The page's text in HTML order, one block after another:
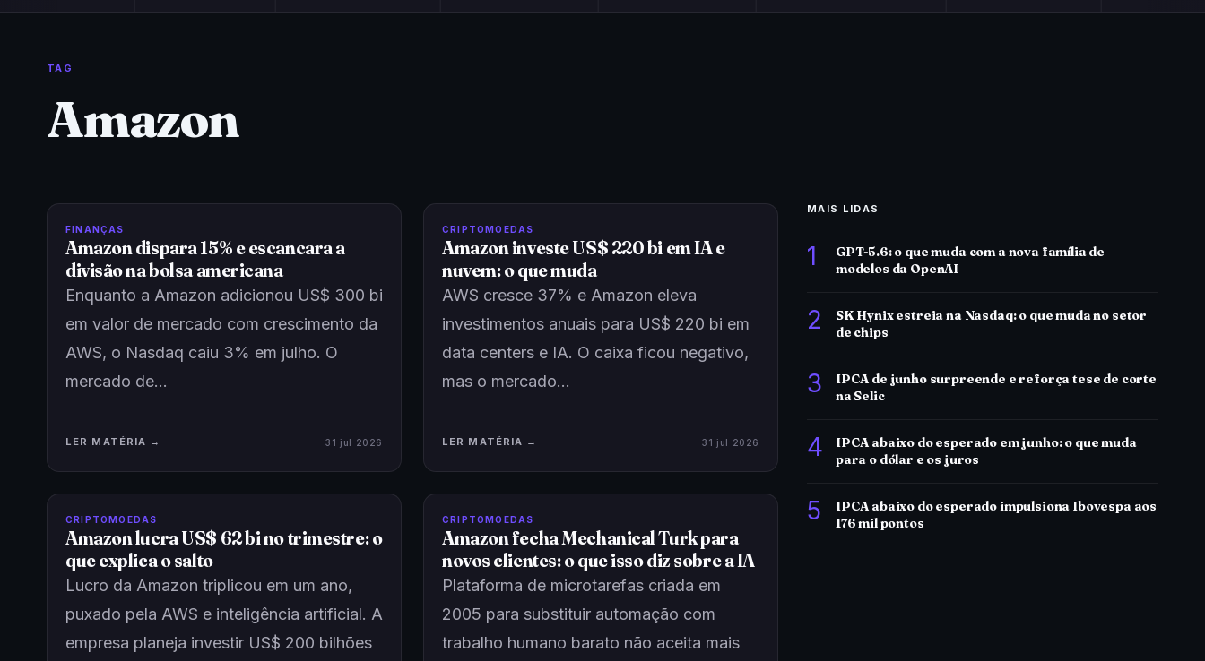
TAG
Amazon
FINANÇAS
Amazon dispara 15% e escancara a
divisão na bolsa americana
Enquanto a Amazon adicionou US$ 300 bi
em valor de mercado com crescimento da
AWS, o Nasdaq caiu 3% em julho. O
mercado de…
LER MATÉRIA → 31 jul 2026
CRIPTOMOEDAS
Amazon investe US$ 220 bi em IA e
nuvem: o que muda
AWS cresce 37% e Amazon eleva
investimentos anuais para US$ 220 bi em
data centers e IA. O caixa ficou negativo,
mas o mercado…
LER MATÉRIA → 31 jul 2026
CRIPTOMOEDAS
Amazon lucra US$ 62 bi no trimestre: o
que explica o salto
Lucro da Amazon triplicou em um ano,
puxado pela AWS e inteligência artificial. A
empresa planeja investir US$ 200 bilhões
CRIPTOMOEDAS
Amazon fecha Mechanical Turk para
novos clientes: o que isso diz sobre a IA
Plataforma de microtarefas criada em
2005 para substituir automação com
trabalho humano barato não aceita mais
MAIS LIDAS
1
GPT-5.6: o que muda com a nova família de
modelos da OpenAI
2
SK Hynix estreia na Nasdaq: o que muda no setor
de chips
3
IPCA de junho surpreende e reforça tese de corte
na Selic
4
IPCA abaixo do esperado em junho: o que muda
para o dólar e os juros
5
IPCA abaixo do esperado impulsiona Ibovespa aos
176 mil pontos